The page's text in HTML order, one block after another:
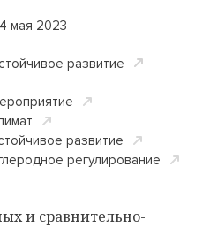
и сравнительно-
мая 2023
развитие
развитие
регулирование